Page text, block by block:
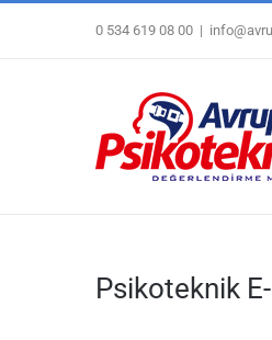
0 534 619 08 00 |
Psikoteknik